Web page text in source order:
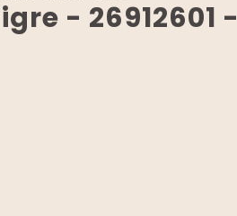
- 26912601 -